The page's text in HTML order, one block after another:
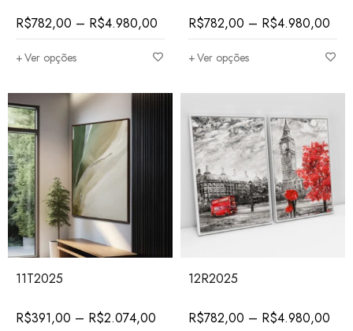
R$782,00 – R$4.980,00
Ver opções
R$782,00 – R$4.980,00
Ver opções
11T2025
R$391,00 – R$2.074,00
12R2025
R$782,00 – R$4.980,00